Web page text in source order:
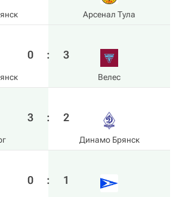
Арсенал Тула
0 : 3
Велес
3 : 2
Динамо Брянск
0 : 1